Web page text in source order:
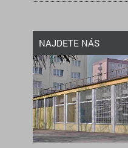
NAJDETE NÁS